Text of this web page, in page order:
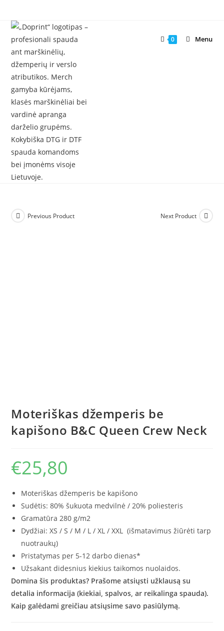
content
0 Menu
Previous Product Next Product
Moteriškas džemperis be
kapišono B&C Queen Crew Neck
€25,80
Moteriškas džemperis be kapišono
Sudėtis: 80% šukuota medvilnė / 20% poliesteris
Gramatūra 280 g/m2
Dydžiai: XS / S / M / L / XL / XXL (išmatavimus žiūrėti tarp
nuotraukų)
Pristatymas per 5-12 darbo dienas*
Užsakant didesnius kiekius taikomos nuolaidos.
Domina šis produktas? Prašome atsiųsti užklausą su
detalia informacija (kiekiai, spalvos, ar reikalinga spauda).
Kaip galėdami greičiau atsiųsime savo pasiūlymą.